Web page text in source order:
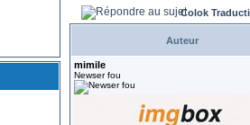
Colok
Auteur
mimile
Newser fou